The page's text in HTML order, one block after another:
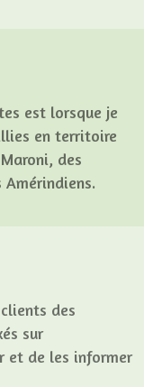
est lorsque je
en territoire
des
des
sur
et de les informer